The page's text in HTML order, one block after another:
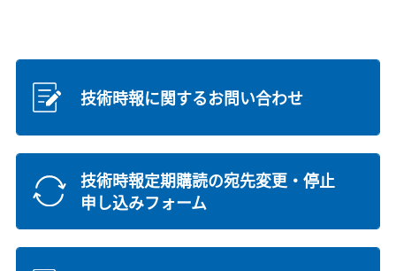
技術時報に関するお問い合わせ
技術時報定期購読の宛先変更・停止
申し込みフォーム